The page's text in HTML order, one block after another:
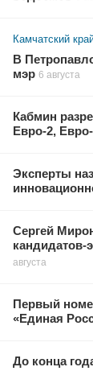
Камчатский
В
мэр 6 августа
Кабмин
Евро-2,
Эксперты
Сергей
кандидатов-
августа
Первый
«Единая
До конца